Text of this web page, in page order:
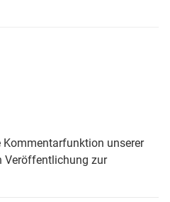
Kommentarfunktion unserer
Veröffentlichung zur